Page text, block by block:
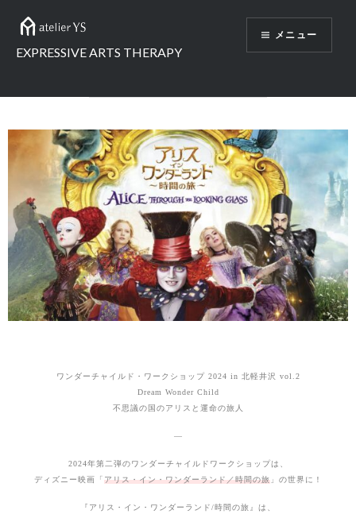
EXPRESSIVE ARTS THERAPY
メニュー
ワンダーチャイルド・ワークショップ 2024 in 北軽井沢 vol.2
Dream Wonder Child
不思議の国のアリスと運命の旅人
—
2024年第二弾のワンダーチャイルドワークショップは、
ディズニー映画「アリス・イン・ワンダーランド／時間の旅」の世界に！
『アリス・イン・ワンダーランド/時間の旅』は、